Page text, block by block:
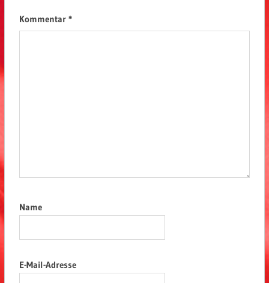
Kommentar *
Name
E-Mail-Adresse